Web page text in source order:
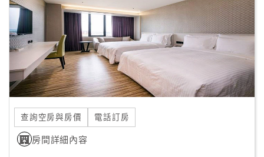
國
旅
卡
房
請
款
收
查詢空房與房價 電話訂房
房間詳細內容